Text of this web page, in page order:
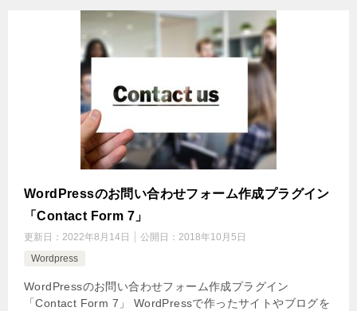
WordPressのお問い合わせフォーム作成プラグイン
「Contact Form 7」
更新日： 2022年8月14日 公開日： 2018年10月5日
Wordpress
WordPressのお問い合わせフォーム作成プラグイン
「Contact Form 7」 WordPressで作ったサイトやブログを